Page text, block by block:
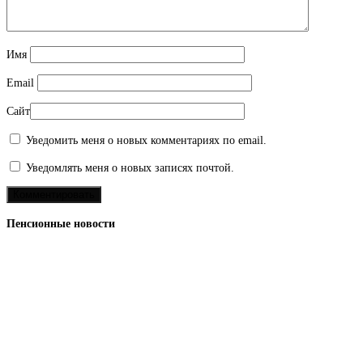
Имя
Email
Сайт
Уведомить меня о новых комментариях по email.
Уведомлять меня о новых записях почтой.
Пенсионные новости